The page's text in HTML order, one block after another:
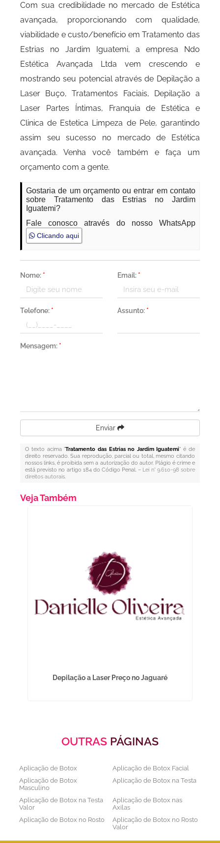
Com sua credibilidade no mercado de Estética
avançada, proporcionando com qualidade,
viabilidade e custo/benefício em Tratamento das
Estrias no Jardim Iguatemi, a empresa Ndo
Estética Avançada Ltda vem crescendo e
mostrando seu potencial através de Depilação a
Laser Buço, Tratamentos Faciais, Depilação a
Laser Partes Íntimas, Franquia de Estética e
Clinica de Estetica Limpeza de Pele, garantindo
assim seu sucesso no mercado de Estética
avançada. Venha você também e faça um
orçamento com a gente.
Gostaria de um orçamento ou entrar em contato
sobre Tratamento das Estrias no Jardim
Iguatemi?
Fale conosco através do nosso WhatsApp
Clicando aqui
Nome: * Email: *
Telefone: * Assunto: *
Mensagem: *
Enviar
O texto acima "Tratamento das Estrias no Jardim Iguatemi" é de
direito reservado. Sua reprodução, parcial ou total, mesmo citando
nossos links, é proibida sem a autorização do autor. Plágio é crime e
está previsto no artigo 184 do Código Penal. – Lei n° 9.610-98 sobre
direitos autorais.
Veja Também
Depilação a Laser Preço no Jaguaré
OUTRAS PÁGINAS
Aplicação de Botox
Aplicação de Botox Facial
Aplicação de Botox
Masculino
Aplicação de Botox na Testa
Aplicação de Botox na Testa
Valor
Aplicação de Botox nas
Axilas
Aplicação de Botox no Rosto
Aplicação de Botox no Rosto
Valor
Aplicação de Botox nos
Aplicação de Botox Preço